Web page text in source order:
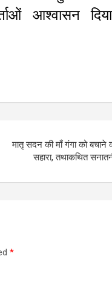
आश्वासन
मातृ सदन की माँ गंगा को बचाने
सहारा, तथाकथित
*